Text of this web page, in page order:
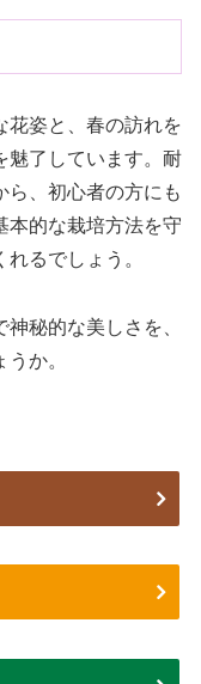
花姿と、春の訪れを
魅了しています。耐
ら、初心者の方にも
本的な栽培方法を守
るでしょう。
秘的な美しさを、
か。